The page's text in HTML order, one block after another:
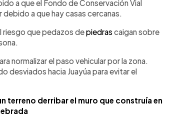
a que el Fondo de Conservación Vial
debido a que hay casas cercanas.
riesgo que pedazos depiedrascaigan sobre
normalizar el paso vehicular por la zona.
desviados hacia Juayúa para evitar el
terreno derribar el muro que construía en